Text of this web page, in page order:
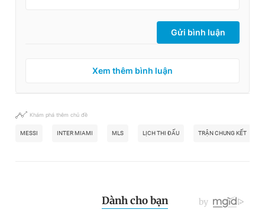
Gửi bình luận
Xem thêm bình luận
Khám phá thêm chủ đề
MESSI INTER MIAMI MLS LỊCH THI ĐẤU TRẬN CHUNG KẾT